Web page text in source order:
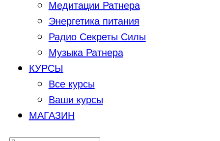
Медитации Ратнера
Энергетика питания
Радио Секреты Силы
Музыка Ратнера
КУРСЫ
Все курсы
Ваши курсы
МАГАЗИН